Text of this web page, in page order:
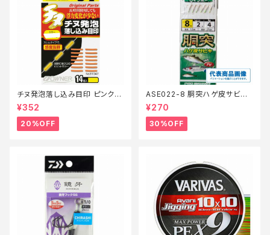
チヌ発泡落し込み目印 ピンク
【特価仕掛】【20】
¥352
20%OFF
ASE022-8 胴突ハゲ皮サビキ
8【特価仕掛】【30】
¥270
30%OFF